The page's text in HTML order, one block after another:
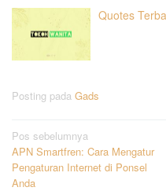
Quotes
Posting pada Gads
Navigasi
pos
Pos sebelumnya
APN Smartfren: Cara Mengatur
Pengaturan Internet di Ponsel
Anda